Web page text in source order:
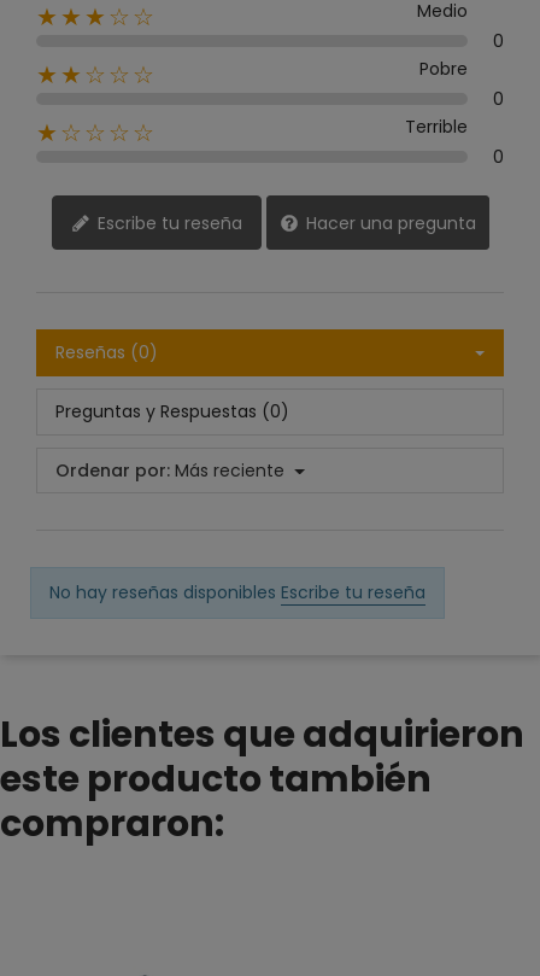
★★★☆☆
Medio
0
★★☆☆☆
Pobre
0
★☆☆☆☆
Terrible
0
Escribe tu reseña Hacer una pregunta
Reseñas (0)
Preguntas y Respuestas (0)
Ordenar por: Más reciente
No hay reseñas disponibles Escribe tu reseña
Los clientes que adquirieron
este producto también
compraron: